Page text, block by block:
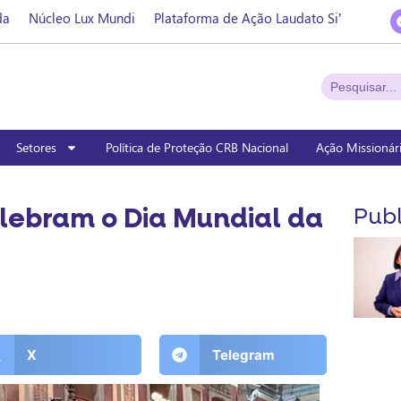
Núcleo Lux Mundi Plataforma de Ação Laudato Si’
Setores Política de Proteção CRB Nacional Ação
o Dia Mundial da
X Telegram